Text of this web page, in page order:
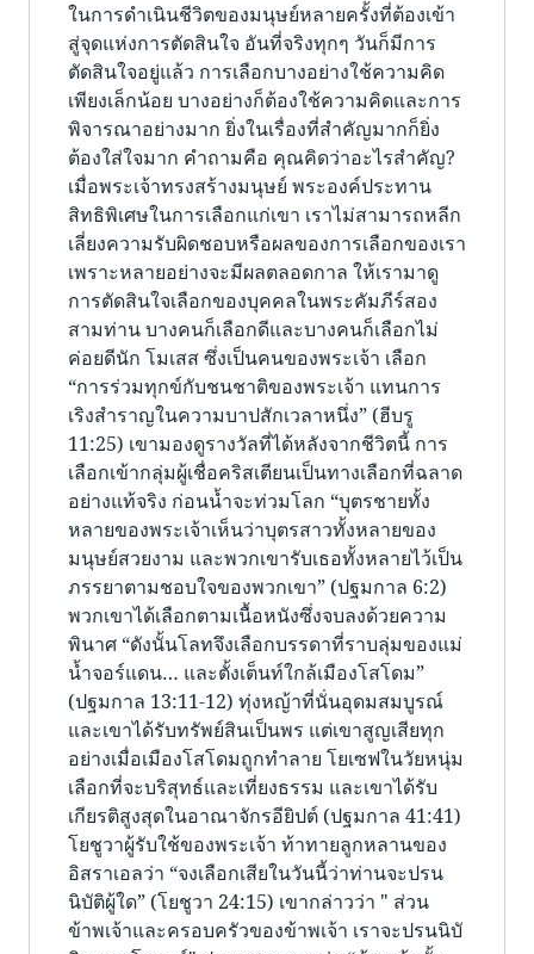
ในการดำเนินชีวิตของมนุษย์หลายครั้งที่ต้องเข้า
สู่จุดแห่งการตัดสินใจ อันที่จริงทุกๆ วันก็มีการ
ตัดสินใจอยู่แล้ว การเลือกบางอย่างใช้ความคิด
เพียงเล็กน้อย บางอย่างก็ต้องใช้ความคิดและการ
พิจารณาอย่างมาก ยิ่งในเรื่องที่สำคัญมากก็ยิ่ง
ต้องใส่ใจมาก คำถามคือ คุณคิดว่าอะไรสำคัญ?
เมื่อพระเจ้าทรงสร้างมนุษย์ พระองค์ประทาน
สิทธิพิเศษในการเลือกแก่เขา เราไม่สามารถหลีก
เลี่ยงความรับผิดชอบหรือผลของการเลือกของเรา
เพราะหลายอย่างจะมีผลตลอดกาล ให้เรามาดู
การตัดสินใจเลือกของบุคคลในพระคัมภีร์สอง
สามท่าน บางคนก็เลือกดีและบางคนก็เลือกไม่
ค่อยดีนัก โมเสส ซึ่งเป็นคนของพระเจ้า เลือก
“การร่วมทุกข์กับชนชาติของพระเจ้า แทนการ
เริงสำราญในความบาปสักเวลาหนึ่ง” (ฮีบรู
11:25) เขามองดูรางวัลที่ได้หลังจากชีวิตนี้ การ
เลือกเข้ากลุ่มผู้เชื่อคริสเตียนเป็นทางเลือกที่ฉลาด
อย่างแท้จริง ก่อนน้ำจะท่วมโลก “บุ​ตรชายทั้ง
หลายของพระเจ้าเห็​นว่าบุตรสาวทั้งหลายของ
มนุษย์​สวยงาม และพวกเขารับเธอทั้งหลายไว้เป็น
ภรรยาตามชอบใจของพวกเขา” (ปฐมกาล 6:2)
พวกเขาได้เลือกตามเนื้อหนังซึ่งจบลงด้วยความ
พินาศ “ดังนั้นโลทจึงเลือกบรรดาที่ราบลุ่มของแม่
น้ำจอร์​แดน… และตั้งเต็นท์​ใกล้​เมืองโสโดม”
(ปฐมกาล 13:11-12) ทุ่งหญ้าที่นั่นอุดมสมบูรณ์
และเขาได้รับทรัพย์สินเป็นพร แต่เขาสูญเสียทุก
อย่างเมื่อเมืองโสโดมถูกทำลาย โยเซฟในวัยหนุ่ม
เลือกที่จะบริสุทธ์และเที่ยงธรรม และเขาได้รับ
เกียรติสูงสุดในอาณาจักรอียิปต์ (ปฐมกาล 41:41)
โยชูวาผู้รับใช้ของพระเจ้า ท้าทายลูกหลานของ
อิสราเอลว่า “จงเลือกเสียในวันนี้ว่าท่านจะปรน
นิบั​ติ​ผู้ใด” (โยชูวา 24:15) เขากล่าวว่า " ​ส่วน
ข้าพเจ้าและครอบครัวของข้าพเจ้า เราจะปรนนิบั​